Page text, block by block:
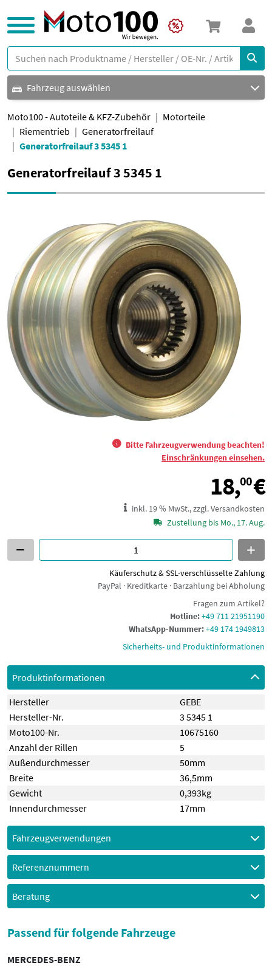
Fahrzeug auswählen
Moto100 - Autoteile & KFZ-Zubehör
Motorteile
Riementrieb
Generatorfreilauf
Generatorfreilauf 3 5345 1
Generatorfreilauf 3 5345 1
Bitte Fahrzeugverwendung beachten!
Einschränkungen einsehen.
18,00€
inkl. 19 % MwSt., zzgl. Versandkosten
Zustellung bis Mo., 17. Aug.
Käuferschutz & SSL-verschlüsselte Zahlung
PayPal · Kreditkarte · Barzahlung bei Abholung
Fragen zum Artikel?
Hotline:+49 711 21951190
WhatsApp-Nummer:+49 174 1949813
Sicherheits- und Produktinformationen
Produktinformationen
Hersteller
GEBE
Hersteller-Nr.
3 5345 1
Moto100-Nr.
10675160
Anzahl der Rillen
5
Außendurchmesser
50mm
Breite
36,5mm
Gewicht
0,393kg
Innendurchmesser
17mm
Fahrzeugverwendungen
Referenznummern
Beratung
Passend für folgende Fahrzeuge
MERCEDES-BENZ